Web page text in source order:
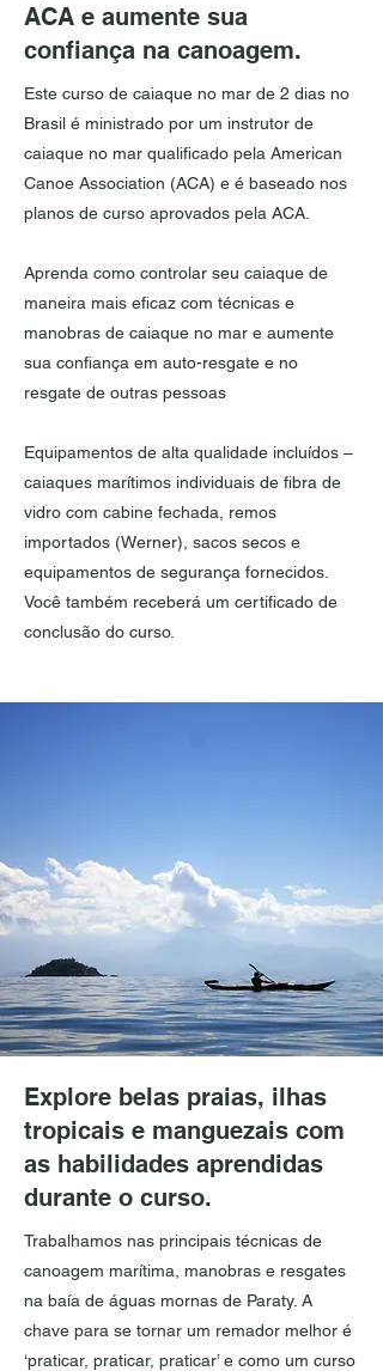
ACA e aumente sua
confiança na canoagem.
Este curso de caiaque no mar de 2 dias no
Brasil é ministrado por um instrutor de
caiaque no mar qualificado pela American
Canoe Association (ACA) e é baseado nos
planos de curso aprovados pela ACA.
Aprenda como controlar seu caiaque de
maneira mais eficaz com técnicas e
manobras de caiaque no mar e aumente
sua confiança em auto-resgate e no
resgate de outras pessoas
Equipamentos de alta qualidade incluídos –
caiaques marítimos individuais de fibra de
vidro com cabine fechada, remos
importados (Werner), sacos secos e
equipamentos de segurança fornecidos.
Você também receberá um certificado de
conclusão do curso.
Explore belas praias, ilhas
tropicais e manguezais com
as habilidades aprendidas
durante o curso.
Trabalhamos nas principais técnicas de
canoagem marítima, manobras e resgates
na baía de águas mornas de Paraty. A
chave para se tornar um remador melhor é
‘praticar, praticar, praticar’ e como um curso